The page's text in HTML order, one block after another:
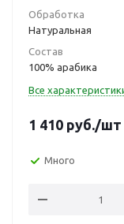
Обработка
Натуральная
Состав
100% арабика
Все
1 410 руб./шт
Много